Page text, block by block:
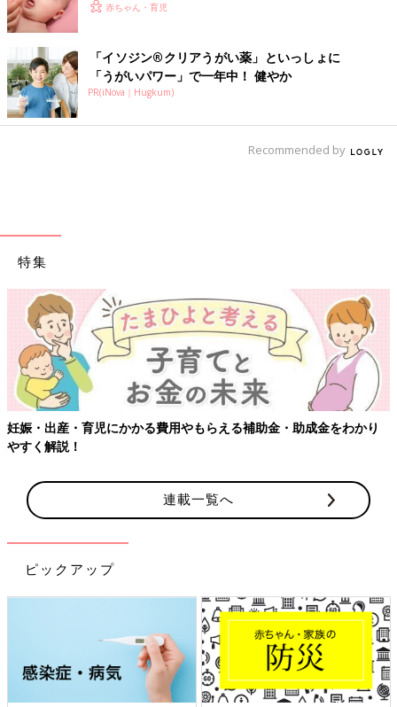
赤ちゃん・育児
「イソジン®クリアうがい薬」といっしょに
「うがいパワー」で一年中！ 健やか
PR(iNova｜Hugkum)
Recommended by
特集
妊娠・出産・育児にかかる費用やもらえる補助金・助成金をわかり
やすく解説！
連載一覧へ
ピックアップ